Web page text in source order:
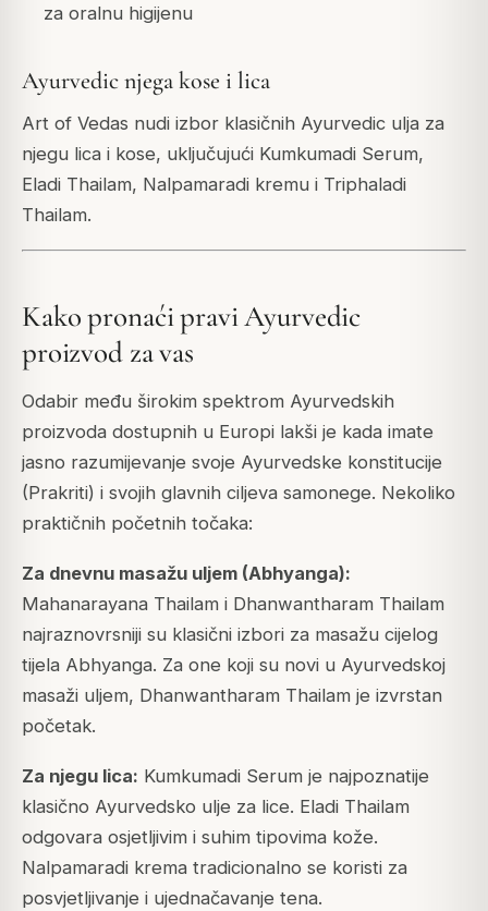
za oralnu higijenu
Ayurvedic njega kose i lica
Art of Vedas nudi izbor klasičnih Ayurvedic ulja za
njegu lica i kose, uključujući Kumkumadi Serum,
Eladi Thailam, Nalpamaradi kremu i Triphaladi
Thailam.
Kako pronaći pravi Ayurvedic
proizvod za vas
Odabir među širokim spektrom Ayurvedskih
proizvoda dostupnih u Europi lakši je kada imate
jasno razumijevanje svoje Ayurvedske konstitucije
(Prakriti) i svojih glavnih ciljeva samonege. Nekoliko
praktičnih početnih točaka:
Za dnevnu masažu uljem (Abhyanga):
Mahanarayana Thailam i Dhanwantharam Thailam
najraznovrsniji su klasični izbori za masažu cijelog
tijela Abhyanga. Za one koji su novi u Ayurvedskoj
masaži uljem, Dhanwantharam Thailam je izvrstan
početak.
Za njegu lica: Kumkumadi Serum je najpoznatije
klasično Ayurvedsko ulje za lice. Eladi Thailam
odgovara osjetljivim i suhim tipovima kože.
Nalpamaradi krema tradicionalno se koristi za
posvjetljivanje i ujednačavanje tena.